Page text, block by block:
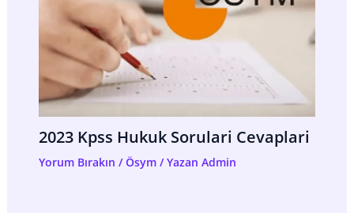
2023 Kpss Hukuk Sorulari Cevaplari
Yorum Bırakın /Ösym/ Yazan Admin